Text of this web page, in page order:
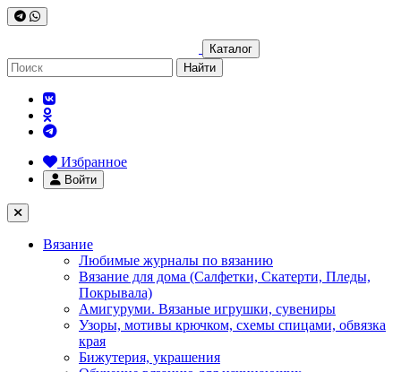
Каталог
Найти
Избранное
Войти
Вязание
Любимые журналы по вязанию
Вязание для дома (Салфетки, Скатерти, Пледы,
Покрывала)
Амигуруми. Вязаные игрушки, сувениры
Узоры, мотивы крючком, схемы спицами, обвязка
края
Бижутерия, украшения